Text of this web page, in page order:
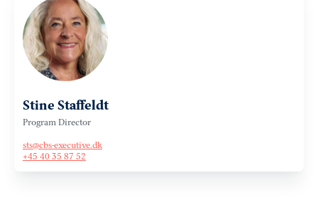
Stine Staffeldt
Program Director
sts@cbs-executive.dk
+45 40 35 87 52